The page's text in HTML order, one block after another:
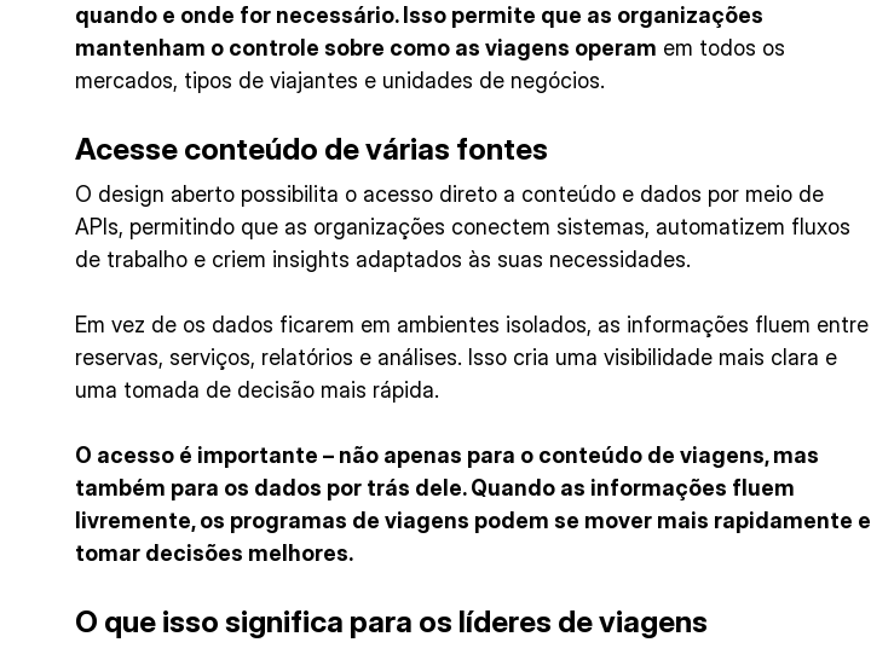
quando e onde for necessário. Isso permite que as organizações
mantenham o controle sobre como as viagens operam em todos os
mercados, tipos de viajantes e unidades de negócios.
Acesse conteúdo de várias fontes
O design aberto possibilita o acesso direto a conteúdo e dados por meio de
APIs, permitindo que as organizações conectem sistemas, automatizem fluxos
de trabalho e criem insights adaptados às suas necessidades.
Em vez de os dados ficarem em ambientes isolados, as informações fluem entre
reservas, serviços, relatórios e análises. Isso cria uma visibilidade mais clara e
uma tomada de decisão mais rápida.
O acesso é importante – não apenas para o conteúdo de viagens, mas
também para os dados por trás dele. Quando as informações fluem
livremente, os programas de viagens podem se mover mais rapidamente e
tomar decisões melhores.
O que isso significa para os líderes de viagens